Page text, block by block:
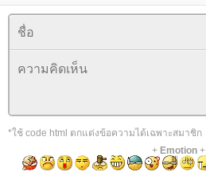
*ใช้ code html ตกแต่งข้อความได้เฉพาะสมาชิก
+ Emotion+